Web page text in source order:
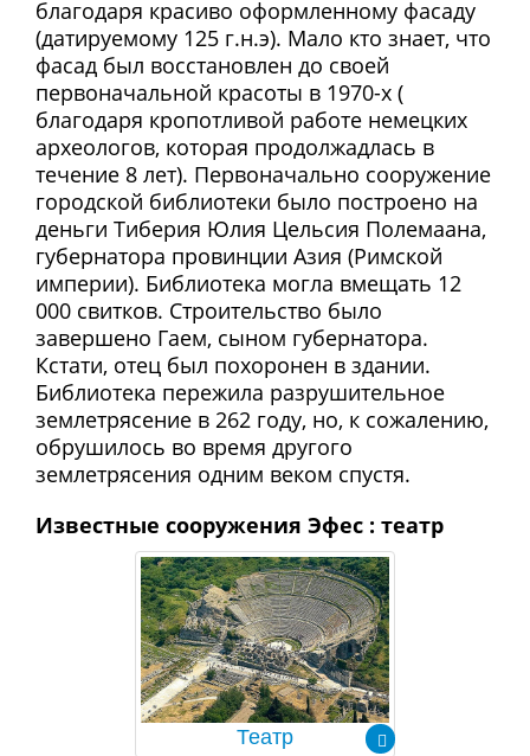
благодаря красиво оформленному фасаду
(датируемому 125 г.н.э). Мало кто знает, что
фасад был восстановлен до своей
первоначальной красоты в 1970-х (
благодаря кропотливой работе немецких
археологов, которая продолжадлась в
течение 8 лет). Первоначально сооружение
городской библиотеки было построено на
деньги Тиберия Юлия Цельсия Полемаана,
губернатора провинции Азия (Римской
империи). Библиотека могла вмещать 12
000 свитков. Строительство было
завершено Гаем, сыном губернатора.
Кстати, отец был похоронен в здании.
Библиотека пережила разрушительное
землетрясение в 262 году, но, к сожалению,
обрушилось во время другого
землетрясения одним веком спустя.
Известные сооружения Эфес : театр
Театр